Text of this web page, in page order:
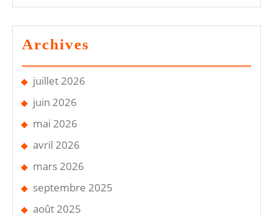
Archives
juillet 2026
juin 2026
mai 2026
avril 2026
mars 2026
septembre 2025
août 2025